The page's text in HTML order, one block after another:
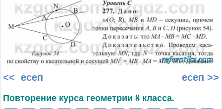
<< есеп есеп >>
Повторение курса геометрии 8 класса.